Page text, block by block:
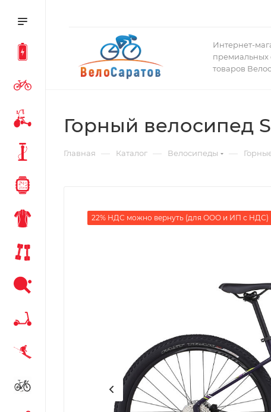
Интернет-
премиальных
товаров
Горный велосипед
Главная — Каталог — Велосипеды —
22% НДС можно вернуть (для ООО и ИП с НДС)